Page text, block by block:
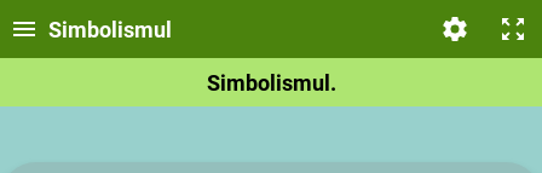
Simbolismul
Simbolismul.